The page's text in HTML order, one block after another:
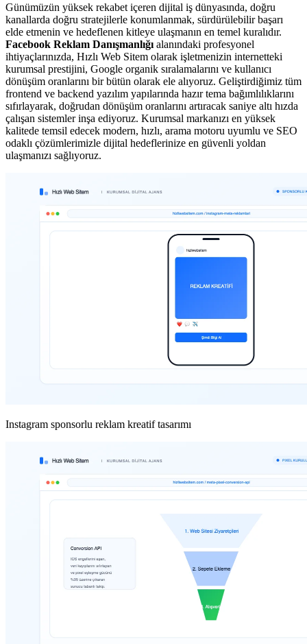
Günümüzün yüksek rekabet içeren dijital iş dünyasında, doğru
kanallarda doğru stratejilerle konumlanmak, sürdürülebilir başarı
elde etmenin ve hedeflenen kitleye ulaşmanın en temel kuralıdır.
Facebook Reklam Danışmanlığı alanındaki profesyonel
ihtiyaçlarınızda, Hızlı Web Sitem olarak işletmenizin internetteki
kurumsal prestijini, Google organik sıralamalarını ve kullanıcı
dönüşüm oranlarını bir bütün olarak ele alıyoruz. Geliştirdiğimiz tüm
frontend ve backend yazılım yapılarında hazır tema bağımlılıklarını
sıfırlayarak, doğrudan dönüşüm oranlarını artıracak saniye altı hızda
çalışan sistemler inşa ediyoruz. Kurumsal markanızı en yüksek
kalitede temsil edecek modern, hızlı, arama motoru uyumlu ve SEO
odaklı çözümlerimizle dijital hedeflerinize en güvenli yoldan
ulaşmanızı sağlıyoruz.
Instagram sponsorlu reklam kreatif tasarımı